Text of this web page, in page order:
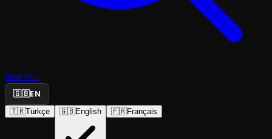
Search...
🇬🇧EN
🇹🇷Türkçe 🇬🇧English 🇫🇷Français